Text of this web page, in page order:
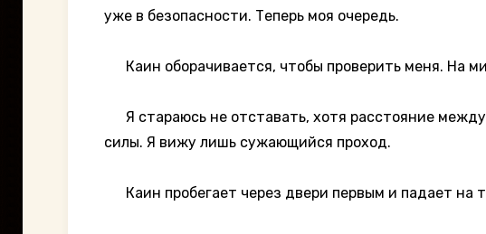
уже в безопасности. Теперь моя очередь.
Каин оборачивается, чтобы проверить меня. На
Я стараюсь не отставать, хотя расстояние
силы. Я вижу лишь сужающийся проход.
Каин пробегает через двери первым и падает на